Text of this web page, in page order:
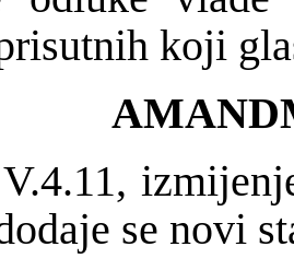
koji
se novi